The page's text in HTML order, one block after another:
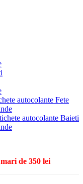
autocolante Fete
autocolante Baieti
de 350 lei